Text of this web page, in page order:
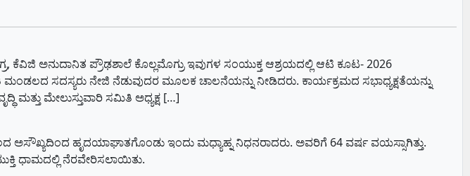
ಅನುದಾನಿತ ಪ್ರೌಢಶಾಲೆ ಕೊಲ್ಲಮೊಗ್ರು ಇವುಗಳ ಸಂಯುಕ್ತ ಆಶ್ರಯದಲ್ಲಿ ಆಟಿ ಕೂಟ- 2026
ಸದಸ್ಯರು ನೇಜಿ ನೆಡುವುದರ ಮೂಲಕ ಚಾಲನೆಯನ್ನು ನೀಡಿದರು. ಕಾರ್ಯಕ್ರಮದ ಸಭಾಧ್ಯಕ್ಷತೆಯನ್ನು
ಮತ್ತು ಮೇಲುಸ್ತುವಾರಿ ಸಮಿತಿ ಅಧ್ಯಕ್ಷ […]
ಅಸೌಖ್ಯದಿಂದ ಹೃದಯಾಘಾತಗೊಂಡು ಇಂದು ಮಧ್ಯಾಹ್ನ ನಿಧನರಾದರು. ಅವರಿಗೆ 64 ವರ್ಷ ವಯಸ್ಸಾಗಿತ್ತು.
ಧಾಮದಲ್ಲಿ ನೆರವೇರಿಸಲಾಯಿತು.